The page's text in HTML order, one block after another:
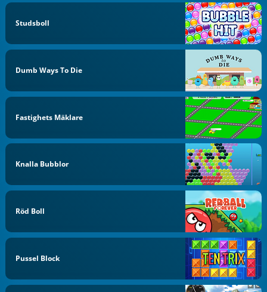
Studsboll
Dumb Ways To Die
Fastighets Mäklare
Knalla Bubblor
Röd Boll
Pussel Block